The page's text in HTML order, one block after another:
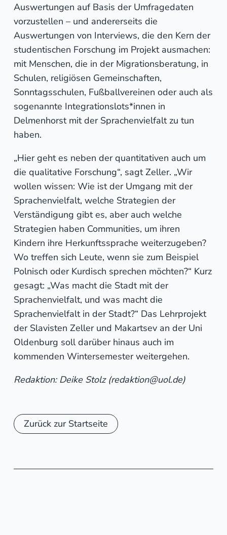
Auswertungen auf Basis der Umfragedaten
vorzustellen – und andererseits die
Auswertungen von Interviews, die den Kern der
studentischen Forschung im Projekt ausmachen:
mit Menschen, die in der Migrationsberatung, in
Schulen, religiösen Gemeinschaften,
Sonntagsschulen, Fußballvereinen oder auch als
sogenannte Integrationslots*innen in
Delmenhorst mit der Sprachenvielfalt zu tun
haben.
„Hier geht es neben der quantitativen auch um
die qualitative Forschung“, sagt Zeller. „Wir
wollen wissen: Wie ist der Umgang mit der
Sprachenvielfalt, welche Strategien der
Verständigung gibt es, aber auch welche
Strategien haben Communities, um ihren
Kindern ihre Herkunftssprache weiterzugeben?
Wo treffen sich Leute, wenn sie zum Beispiel
Polnisch oder Kurdisch sprechen möchten?“ Kurz
gesagt: „Was macht die Stadt mit der
Sprachenvielfalt, und was macht die
Sprachenvielfalt in der Stadt?“ Das Lehrprojekt
der Slavisten Zeller und Makartsev an der Uni
Oldenburg soll darüber hinaus auch im
kommenden Wintersemester weitergehen.
Redaktion: Deike Stolz (redaktion@uol.de)
Zurück zur Startseite